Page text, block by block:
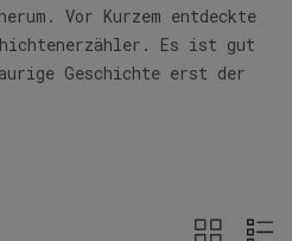
Vor Kurzem entdeckte
Es ist gut
Geschichte erst der